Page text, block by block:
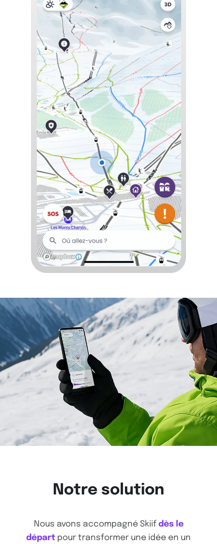
Notre solution
Nous avons accompagné Skiif dès le
départ pour transformer une idée en un